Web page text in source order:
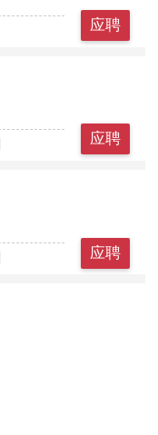
应聘
应聘
应聘